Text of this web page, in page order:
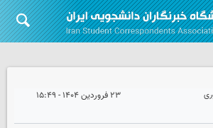
۲۳ فروردین ۱۴۰۴ - ۱۵:۴۹